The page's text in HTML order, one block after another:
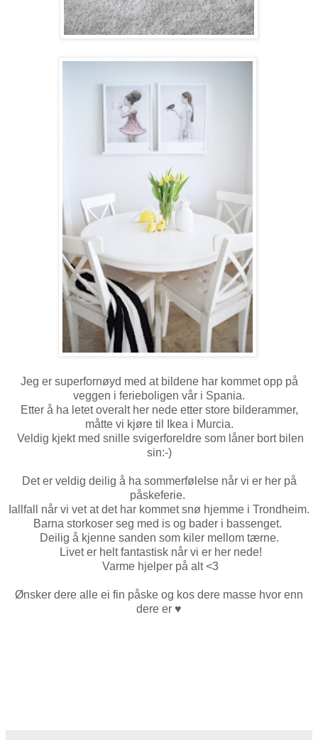
Jeg er superfornøyd med at bildene har kommet opp på
veggen i ferieboligen vår i Spania.
Etter å ha letet overalt her nede etter store bilderammer,
måtte vi kjøre til Ikea i Murcia.
Veldig kjekt med snille svigerforeldre som låner bort bilen
sin:-)
Det er veldig deilig å ha sommerfølelse når vi er her på
påskeferie.
Iallfall når vi vet at det har kommet snø hjemme i Trondheim.
Barna storkoser seg med is og bader i bassenget.
Deilig å kjenne sanden som kiler mellom tærne.
Livet er helt fantastisk når vi er her nede!
Varme hjelper på alt <3
Ønsker dere alle ei fin påske og kos dere masse hvor enn
dere er ♥